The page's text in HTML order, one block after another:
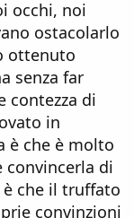
occhi, noi
ostacolarlo
ottenuto
senza far
contezza di
in
è che è molto
convincerla di
è che il truffato
convinzioni